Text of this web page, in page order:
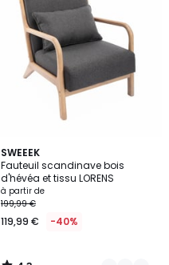
SWEEEK
Fauteuil scandinave bois
d'hévéa et tissu LORENS
à partir de
199,99 €
119,99 € -40%
4,3
/ 5
3
Couleurs